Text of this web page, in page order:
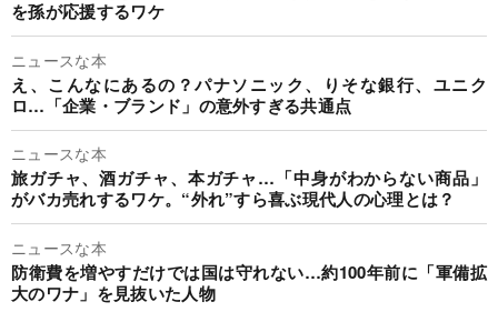
を孫が応援するワケ
ニュースな本
え、こんなにあるの？パナソニック、りそな銀行、ユニク
ロ…「企業・ブランド」の意外すぎる共通点
ニュースな本
旅ガチャ、酒ガチャ、本ガチャ…「中身がわからない商品」
がバカ売れするワケ。“外れ”すら喜ぶ現代人の心理とは？
ニュースな本
防衛費を増やすだけでは国は守れない…約100年前に「軍備拡
大のワナ」を見抜いた人物